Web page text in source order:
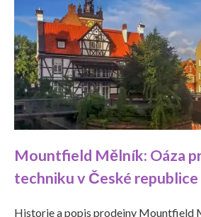
Mountfield Mělník: Oáza
techniku v České republice
Historie a popis prodejny Mountfield